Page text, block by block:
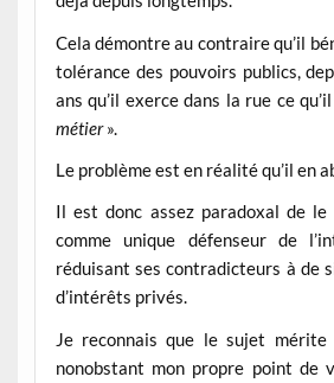
Cela démontre au contraire qu’il
tolérance des pouvoirs publics,
ans qu’il exerce dans la rue ce
métier».
Le problème est en réalité qu’il en
Il est donc assez paradoxal de
comme unique défenseur de
réduisant ses contradicteurs à de
d’intérêts privés.
Je reconnais que le sujet
nonobstant mon propre point de